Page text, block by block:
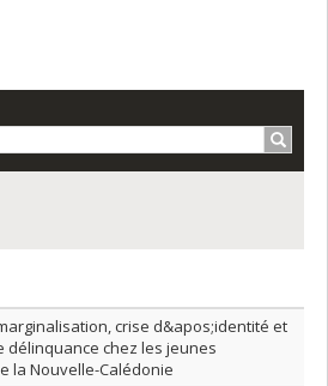
order
in descending order
crise d&apos;identité et
délinquance chez les jeunes
la Nouvelle-Calédonie